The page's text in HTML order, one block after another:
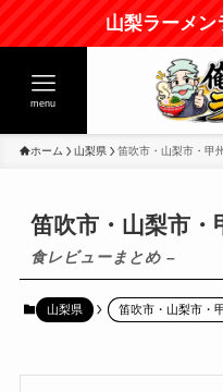
山梨ラーメン
menu
ホーム 山梨県 笛吹市・山梨市・甲
笛吹市・山梨市・
食レビューまとめ –
山梨県 笛吹市・山梨市・